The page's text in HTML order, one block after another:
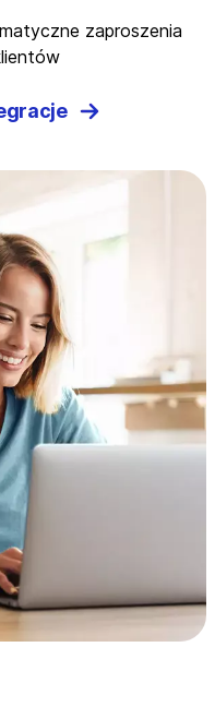
zaproszenia